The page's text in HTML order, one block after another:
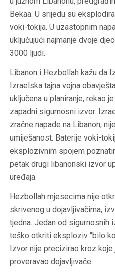
Bekaa. U srijedu su
voki-tokija. U uzastopnim
uključujući najmanje dvoje
3000 ljudi.
Libanon i Hezbollah kažu da
Izraelska tajna vojna
uključena u planiranje, rekao
zapadni sigurnosni izvor.
zračne napade na Libanon,
umiješanost. Baterije voki-
eksplozivnim spojem
petak drugi libanonski izvor
uređaja.
Hezbollah mjesecima nije
skrivenog u dojavljivačima,
tjedna. Jedan od sigurnosnih
teško otkriti eksploziv “bilo
Izvor nije precizirao kroz
proveravao dojavljivače.